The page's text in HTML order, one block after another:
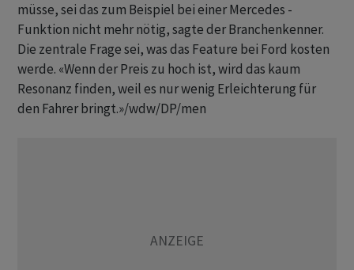
müsse, sei das zum Beispiel bei einer Mercedes -
Funktion nicht mehr nötig, sagte der Branchenkenner.
Die zentrale Frage sei, was das Feature bei Ford kosten
werde. «Wenn der Preis zu hoch ist, wird das kaum
Resonanz finden, weil es nur wenig Erleichterung für
den Fahrer bringt.»/wdw/DP/men